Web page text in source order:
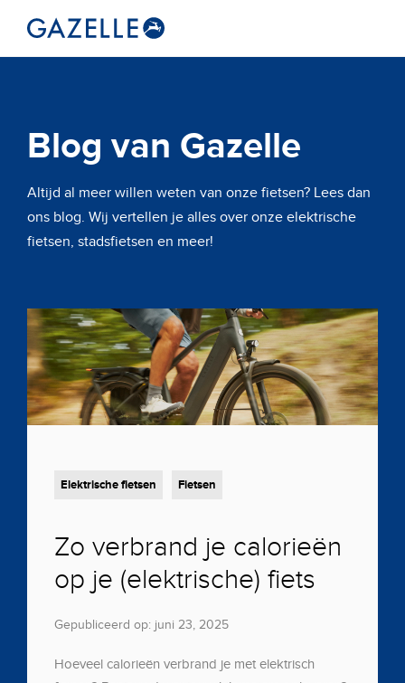
Blog van Gazelle
Altijd al meer willen weten van onze fietsen? Lees dan
ons blog. Wij vertellen je alles over onze elektrische
fietsen, stadsfietsen en meer!
Elektrische fietsen Fietsen
Zo verbrand je calorieën
op je (elektrische) fiets
Gepubliceerd op: juni 23, 2025
Hoeveel calorieën verbrand je met elektrisch